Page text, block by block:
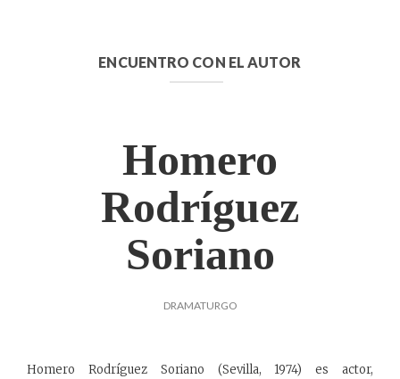
ENCUENTRO CON EL AUTOR
Homero
Rodríguez
Soriano
DRAMATURGO
Homero Rodríguez Soriano (Sevilla, 1974) es actor,